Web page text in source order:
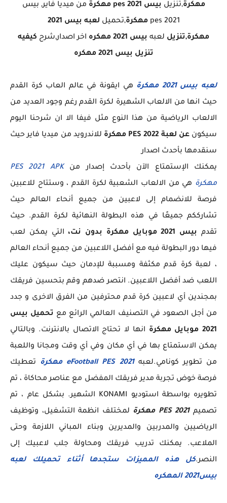
مهكرة,تنزيل بيس pes 2021 مهكرة
من ميديا فاير, بيس
pes 2021 مهكرة,تحميل
لعبه بيس 2021
مهكرة,تنزيل لعبه بيس 2021 مهكره اخر اصدار,شرح كيفيه
تنزيل بيس 2021 مهكره
لعبه بيس 2021 مهكرة
هي ايقونة في عالم العاب كرة القدم
حيث انها من الالعاب الشهيرة لكرة القدم رغم وجود العديد من
الالعاب الرياضية من هذا النوع مثل فيفا الا ان شرحنا اليوم
سيكونعن لعبة PES 2022 مهكرة
للاندرويد من ميديا فاير حيث
سنقدمها بأحدث اصدار
يمكنك الإستمتاع الآن بأحدث إصدار منPES 2021 APK
مهكرة هي من الالعاب الشعبية لكرة القدم ، وستتاح للاعبين
فرصة للانضمام إلى لاعبين من جميع أنحاء العالم حيث
تشارككم جميعًا في هذه البطولة النهائية لكرة القدم. حيث
تقدم
بيس 2021 موبايل مهكرة بدون نت،
التي يمكن لعب
فيها دور البطولة فيه مع أفضل اللاعبين من جميع أنحاء العالم
، لعبة كرة قدم مكثفة ومسببة للإدمان حيث سيكون عليك
اللعب ضد أفضل اللاعبين. انتصر ضدهم وقم بتحسين فريقك
بمجندين أي لاعبين كرة قدم محترفين من الفرق الاخرى و جدد
من أجل الصعود في التصنيف العالمي الرائع مع تحميل بيس
2021 موبايل مهكرة
انها لا تحتاج الاتصال بالانترنت. وبالتالي
يمكن الاستمتاع بها في أي مكان وفي أي وقت ومجانا واللعبة
من تطوير كونامي.لعبهeFootball PES 2021 مهكرة
تعطيك
فرصة خوض تجربة مدير فريقك المفضل مع عناصر محاكاة ، تم
تطويره بواسطة استوديو KONAMI الشهير. بشكل عام ، تم
تصميمPES 2021 مهكرة
لمختلف انظمة التشغيل، وتوظيف
الرياضيين والمدربين والمديرين وبناء المباني اللازمة وحتى
الملاعب. يمكنك تدريب فريقك ومحاولة جلب لاعبيك إلى
النصر.كل هذه المميزات ستجدها أثناء تحميلك لعبه
بيس2021 المهكره